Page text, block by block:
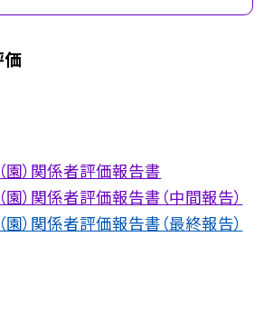
価
園）関係者評価報告書
）関係者評価報告書（中間報告）
）関係者評価報告書（最終報告）